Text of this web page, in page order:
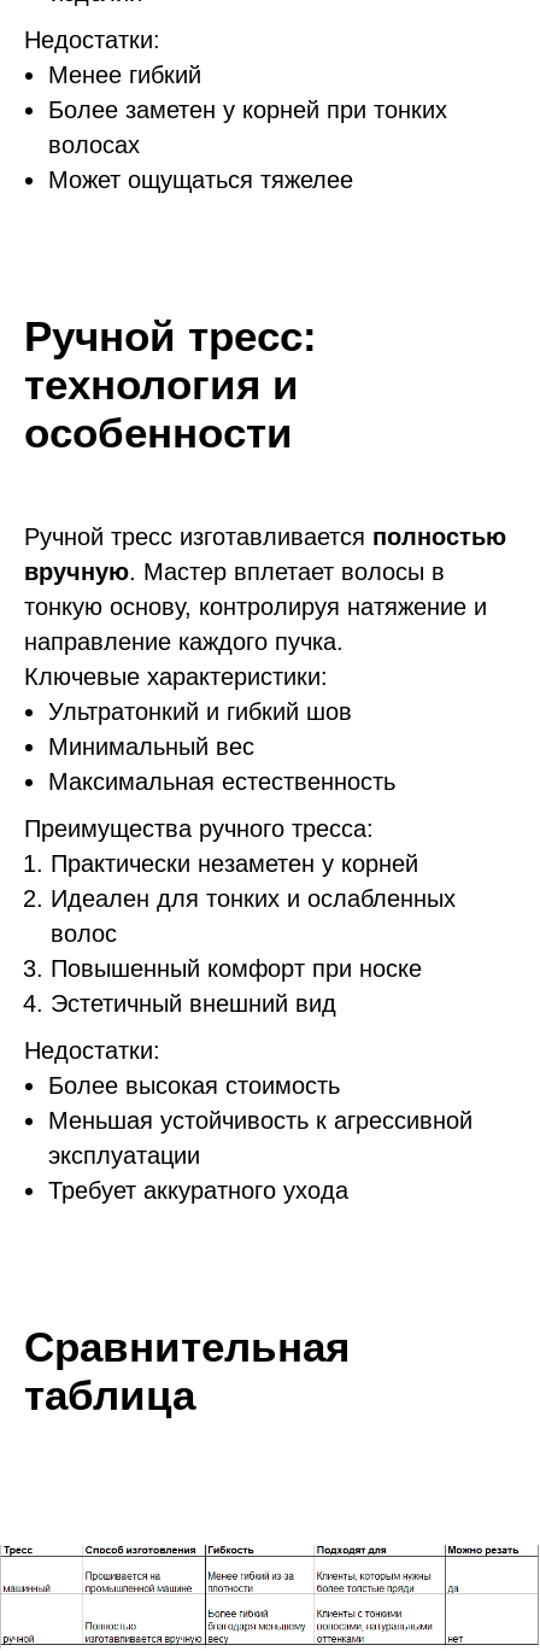
Недостатки:
Менее гибкий
Более заметен у корней при тонких
волосах
Может ощущаться тяжелее
Ручной тресс:
технология и
особенности
Ручной тресс изготавливается полностью
вручную. Мастер вплетает волосы в
тонкую основу, контролируя натяжение и
направление каждого пучка.
Ключевые характеристики:
Ультратонкий и гибкий шов
Минимальный вес
Максимальная естественность
Преимущества ручного тресса:
Практически незаметен у корней
Идеален для тонких и ослабленных
волос
Повышенный комфорт при носке
Эстетичный внешний вид
Недостатки:
Более высокая стоимость
Меньшая устойчивость к агрессивной
эксплуатации
Требует аккуратного ухода
Сравнительная
таблица